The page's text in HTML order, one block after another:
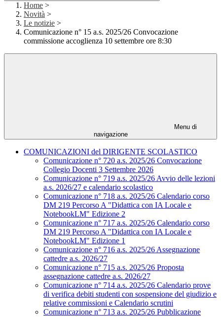
Home >
Novità >
Le notizie >
Comunicazione n° 15 a.s. 2025/26 Convocazione
commissione accoglienza 10 settembre ore 8:30
Menu di
navigazione
COMUNICAZIONI del DIRIGENTE SCOLASTICO
Comunicazione n° 720 a.s. 2025/26 Convocazione
Collegio Docenti 3 Settembre 2026
Comunicazione n° 719 a.s. 2025/26 Avvio delle lezioni
a.s. 2026/27 e calendario scolastico
Comunicazione n° 718 a.s. 2025/26 Calendario corso
DM 219 Percorso A "Didattica con IA Locale e
NotebookLM" Edizione 2
Comunicazione n° 717 a.s. 2025/26 Calendario corso
DM 219 Percorso A "Didattica con IA Locale e
NotebookLM" Edizione 1
Comunicazione n° 716 a.s. 2025/26 Assegnazione
cattedre a.s. 2026/27
Comunicazione n° 715 a.s. 2025/26 Proposta
assegnazione cattedre a.s. 2026/27
Comunicazione n° 714 a.s. 2025/26 Calendario prove
di verifica debiti studenti con sospensione del giudizio e
relative commissioni e Calendario scrutini
Comunicazione n° 713 a.s. 2025/26 Pubblicazione